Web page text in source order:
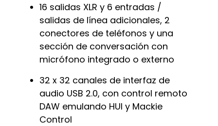
16 salidas XLR y 6 entradas /
salidas de línea adicionales, 2
conectores de teléfonos y una
sección de conversación con
micrófono integrado o externo
32 x 32 canales de interfaz de
audio USB 2.0, con control remoto
DAW emulando HUI y Mackie
Control